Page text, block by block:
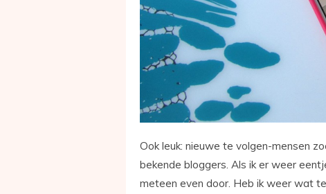
Ook leuk: nieuwe te volgen-mensen
bekende bloggers. Als ik er weer
meteen even door. Heb ik weer wat